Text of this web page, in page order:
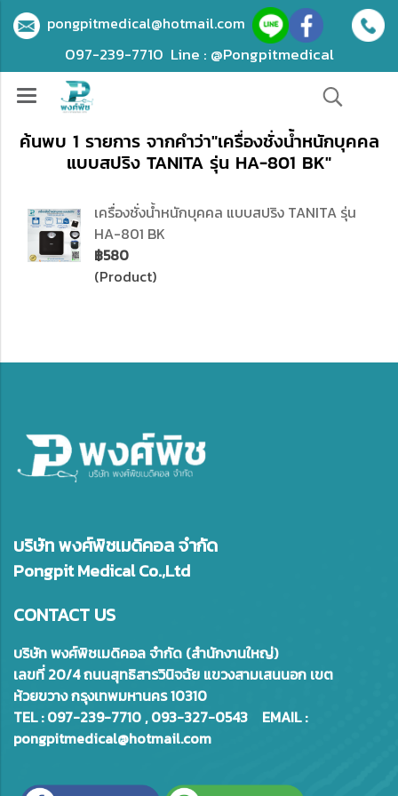
pongpitmedical@hotmail.com
097-239-7710 Line : @Pongpitmedical
ค้นพบ 1 รายการ จากคำว่า"เครื่องชั่งน้ำหนักบุคคล
แบบสปริง TANITA รุ่น HA-801 BK"
เครื่องชั่งน้ำหนักบุคคล แบบสปริง TANITA รุ่น
HA-801 BK
฿580
(Product)
บริษัท พงศ์พิชเมดิคอล จำกัด
Pongpit Medical Co.,Ltd
CONTACT US
บริษัท พงศ์พิชเมดิคอล จำกัด (สำนักงานใหญ่)
เลขที่ 20/4 ถนนสุทธิสารวินิจฉัย แขวงสามเสนนอก เขต
ห้วยขวาง กรุงเทพมหานคร 10310
TEL : 097-239-7710 , 093-327-0543 EMAIL :
pongpitmedical@hotmail.com